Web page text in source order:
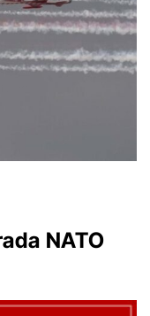
NATO